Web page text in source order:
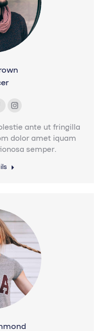
ante ut fringilla
dolor amet iquam
semper.
Instagram